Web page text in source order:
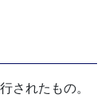
されたもの。